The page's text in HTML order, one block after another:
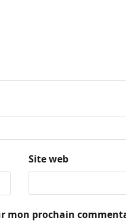
Site web
mon prochain